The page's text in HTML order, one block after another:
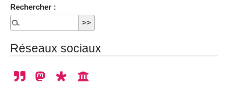
Rechercher :
Réseaux sociaux